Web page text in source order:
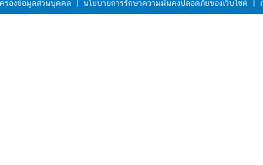
รองข้อมูลส่วนบุคคล | นโยบายการรักษาความมั่นคงปลอดภัยของเว็บไซต์ |